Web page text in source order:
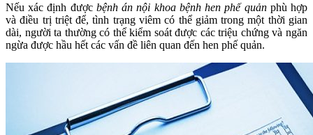
Nếu xác định được bệnh án nội khoa bệnh hen phế quảnphù hợp
và điều trị triệt để, tình trạng viêm có thể giảm trong một thời gian
dài, người ta thường có thể kiểm soát được các triệu chứng và ngăn
ngừa được hầu hết các vấn đề liên quan đến hen phế quản.